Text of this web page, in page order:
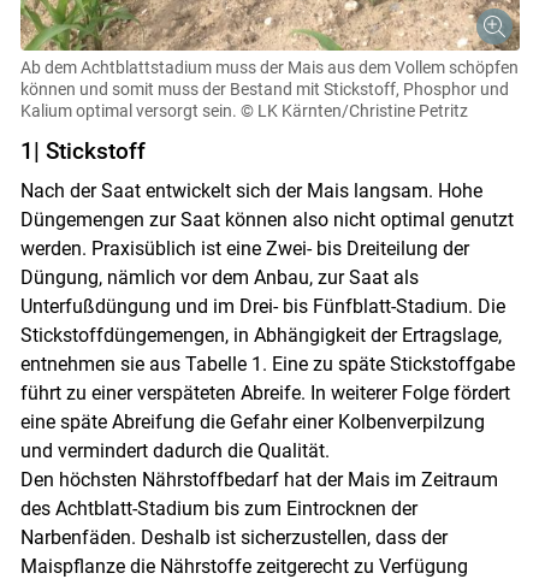
Ab dem Achtblattstadium muss der Mais aus dem Vollem schöpfen
können und somit muss der Bestand mit Stickstoff, Phosphor und
Kalium optimal versorgt sein. © LK Kärnten/Christine Petritz
1| Stickstoff
Nach der Saat entwickelt sich der Mais langsam. Hohe
Düngemengen zur Saat können also nicht optimal genutzt
werden. Praxisüblich ist eine Zwei- bis Dreiteilung der
Düngung, nämlich vor dem Anbau, zur Saat als
Unterfußdüngung und im Drei- bis Fünfblatt-Stadium. Die
Stickstoffdüngemengen, in Abhängigkeit der Ertragslage,
entnehmen sie aus Tabelle 1. Eine zu späte Stickstoffgabe
führt zu einer verspäteten Abreife. In weiterer Folge fördert
eine späte Abreifung die Gefahr einer Kolbenverpilzung
und vermindert dadurch die Qualität.
Den höchsten Nährstoffbedarf hat der Mais im Zeitraum
des Achtblatt-Stadium bis zum Eintrocknen der
Narbenfäden. Deshalb ist sicherzustellen, dass der
Maispflanze die Nährstoffe zeitgerecht zu Verfügung